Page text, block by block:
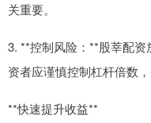
关重要。
3. **控制风险：**股莘配
资者应谨慎控制杠杆倍数，
**快速提升收益**